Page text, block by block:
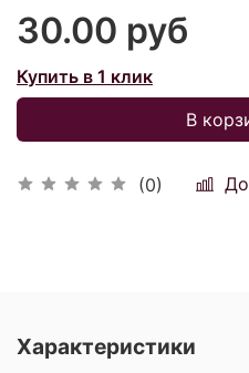
(0)
30.00 руб
Купить в 1 клик
В
Характеристики